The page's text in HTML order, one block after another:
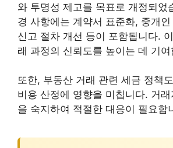
와 투명성 제고를 목표로 개정되었
경 사항에는 계약서 표준화, 중개
신고 절차 개선 등이 포함됩니다.
래 과정의 신뢰도를 높이는 데 기여
또한, 부동산 거래 관련 세금 정책
비용 산정에 영향을 미칩니다. 거
을 숙지하여 적절한 대응이 필요합